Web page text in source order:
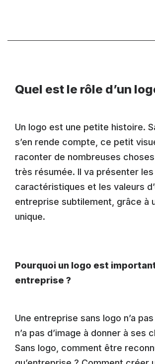
Quel est le rôle d’un
Un logo est une petite histoire.
s’en rende compte, ce petit
raconter de nombreuses
très résumée. Il va présenter les
caractéristiques et les valeurs
entreprise subtilement, grâce à
unique.
Pourquoi un logo est
entreprise ?
Une entreprise sans logo n’a pas
n’a pas d’image à donner à ses
Sans logo, comment être